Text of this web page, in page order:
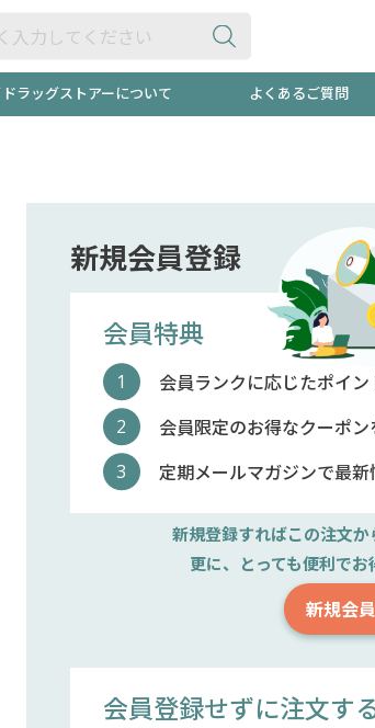
オトナ向け
ト中！！ 当店スタッ
ラッグストアーについて よくあるご質問
新規会員登録
会員特典
会員ランクに応じたポイン
会員限定のお得なクーポン
定期メールマガジンで最新
新規登録すればこの注文か
更に、とっても便利でお
新規会
会員登録せずに注文す